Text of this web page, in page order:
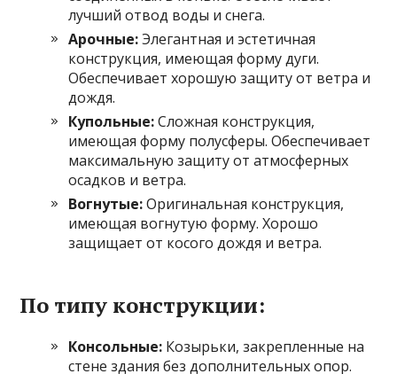
лучший отвод воды и снега.
Арочные:Элегантная и эстетичная
конструкция, имеющая форму дуги.
Обеспечивает хорошую защиту от ветра и
дождя.
Купольные:Сложная конструкция,
имеющая форму полусферы. Обеспечивает
максимальную защиту от атмосферных
осадков и ветра.
Вогнутые:Оригинальная конструкция,
имеющая вогнутую форму. Хорошо
защищает от косого дождя и ветра.
По типу конструкции:
Консольные: Козырьки, закрепленные на
стене здания без дополнительных опор.